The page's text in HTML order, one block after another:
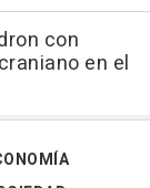
con
en el